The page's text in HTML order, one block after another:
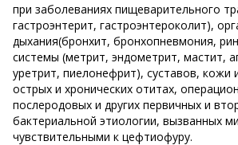
при заболеваниях пищеварительного
гастроэнтерит, гастроэнтероколит),
дыхания(бронхит, бронхопневмония,
системы (метрит, эндометрит, мастит,
уретрит, пиелонефрит), суставов, кожи
острых и хронических отитах,
послеродовых и других первичных и
бактериальной этиологии, вызванных
чувствительными к цефтиофуру.